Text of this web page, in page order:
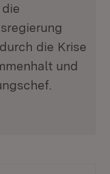
die Krise
und